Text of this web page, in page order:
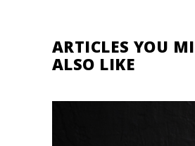
ARTICLES YOU
ALSO LIKE